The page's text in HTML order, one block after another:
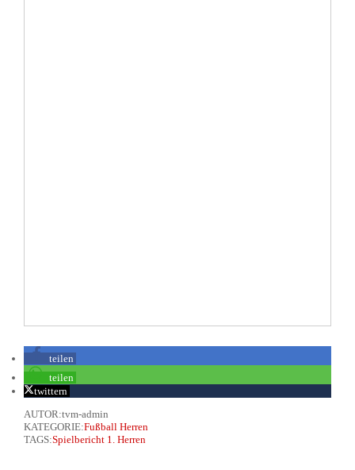
teilen
teilen
twittern
AUTOR:tvm-admin
KATEGORIE:Fußball Herren
TAGS:Spielbericht 1. Herren